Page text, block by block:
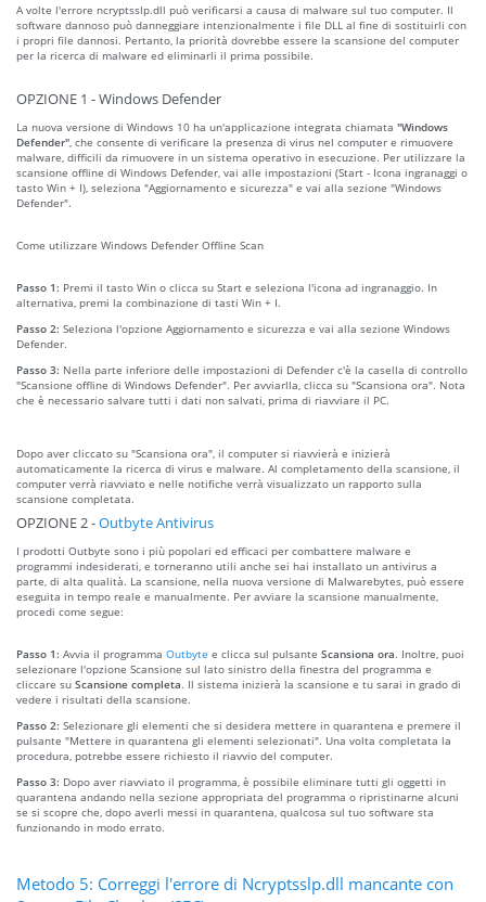
A volte l'errore ncryptsslp.dll può verificarsi a causa di malware sul tuo computer. Il
software dannoso può danneggiare intenzionalmente i file DLL al fine di sostituirli con
i propri file dannosi. Pertanto, la priorità dovrebbe essere la scansione del computer
per la ricerca di malware ed eliminarli il prima possibile.
OPZIONE 1 - Windows Defender
La nuova versione di Windows 10 ha un'applicazione integrata chiamata "Windows
Defender" , che consente di verificare la presenza di virus nel computer e rimuovere
malware, difficili da rimuovere in un sistema operativo in esecuzione. Per utilizzare la
scansione offline di Windows Defender, vai alle impostazioni (Start - Icona ingranaggi o
tasto Win + I), seleziona "Aggiornamento e sicurezza" e vai alla sezione "Windows
Defender".
Come utilizzare Windows Defender Offline Scan
Passo 1: Premi il tasto Win o clicca su Start e seleziona l'icona ad ingranaggio. In
alternativa, premi la combinazione di tasti Win + I.
Passo 2: Seleziona l'opzione Aggiornamento e sicurezza e vai alla sezione Windows
Defender.
Passo 3: Nella parte inferiore delle impostazioni di Defender c'è la casella di controllo
"Scansione offline di Windows Defender". Per avviarlla, clicca su "Scansiona ora". Nota
che è necessario salvare tutti i dati non salvati, prima di riavviare il PC.
Dopo aver cliccato su "Scansiona ora", il computer si riavvierà e inizierà
automaticamente la ricerca di virus e malware. Al completamento della scansione, il
computer verrà riavviato e nelle notifiche verrà visualizzato un rapporto sulla
scansione completata.
OPZIONE 2 -Outbyte Antivirus
I prodotti Outbyte sono i più popolari ed efficaci per combattere malware e
programmi indesiderati, e torneranno utili anche sei hai installato un antivirus a
parte, di alta qualità. La scansione, nella nuova versione di Malwarebytes, può essere
eseguita in tempo reale e manualmente. Per avviare la scansione manualmente,
procedi come segue:
Passo 1: Avvia il programma Outbyte e clicca sul pulsante Scansiona ora. Inoltre, puoi
selezionare l'opzione Scansione sul lato sinistro della finestra del programma e
cliccare su Scansione completa. Il sistema inizierà la scansione e tu sarai in grado di
vedere i risultati della scansione.
Passo 2: Selezionare gli elementi che si desidera mettere in quarantena e premere il
pulsante "Mettere in quarantena gli elementi selezionati". Una volta completata la
procedura, potrebbe essere richiesto il riavvio del computer.
Passo 3: Dopo aver riavviato il programma, è possibile eliminare tutti gli oggetti in
quarantena andando nella sezione appropriata del programma o ripristinarne alcuni
se si scopre che, dopo averli messi in quarantena, qualcosa sul tuo software sta
funzionando in modo errato.
Metodo 5: Correggi l'errore di Ncryptsslp.dll mancante con